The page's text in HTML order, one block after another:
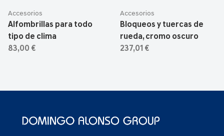
Accesorios
Alfombrillas para todo
tipo de clima
83,00 €
Accesorios
Bloqueos y tuercas de
rueda, cromo oscuro
237,01 €